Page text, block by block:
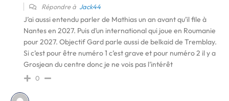
Répondre à Jack44
J’ai aussi entendu parler de Mathias un an avant qu’il file à
Nantes en 2027. Puis d’un international qui joue en Roumanie
pour 2027. Objectif Gard parle aussi de belkaid de Tremblay.
Si c’est pour être numéro 1 c’est grave et pour numéro 2 il y a
Grosjean du centre donc je ne vois pas l’intérêt
0